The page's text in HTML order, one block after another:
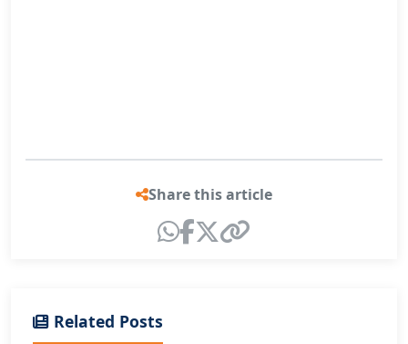
Share this article
Related Posts